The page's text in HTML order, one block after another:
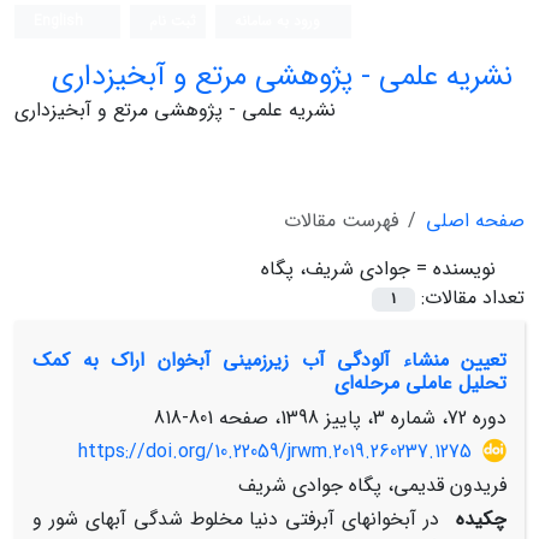
نشریه علمی - پژوهشی مرتع و آبخیزداری
نشریه علمی - پژوهشی مرتع و آبخیزداری
صفحه اصلی
فهرست مقالات
نویسنده = جوادی شریف، پگاه
تعداد مقالات:
1
تعیین منشاء آلودگی آب زیرزمینی آبخوان اراک به کمک
تحلیل عاملی مرحله‌ای
دوره 72، شماره 3، پاییز 1398، صفحه
801-818
https://doi.org/10.22059/jrwm.2019.260237.1275
فریدون قدیمی، پگاه جوادی شریف
چکیده در آبخوان­های آبرفتی دنیا مخلوط شدگی آب­های شور و